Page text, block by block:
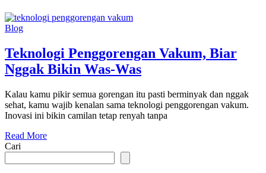
Blog
Teknologi Penggorengan Vakum, Biar
Nggak Bikin Was-Was
Kalau kamu pikir semua gorengan itu pasti berminyak dan nggak
sehat, kamu wajib kenalan sama teknologi penggorengan vakum.
Inovasi ini bikin camilan tetap renyah tanpa
Read More
Cari